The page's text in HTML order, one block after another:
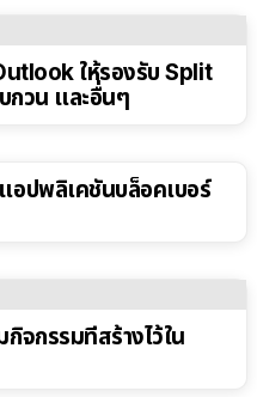
ให้รองรับ Split
กวน และอื่นๆ
ปพลิเคชันบล็อคเบอร์
จกรรมที่สร้างไว้ใน